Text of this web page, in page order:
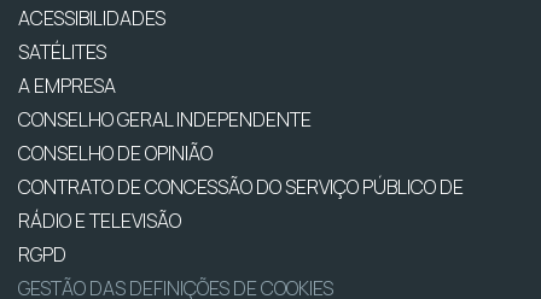
ACESSIBILIDADES
SATÉLITES
A EMPRESA
CONSELHO GERAL INDEPENDENTE
CONSELHO DE OPINIÃO
CONTRATO DE CONCESSÃO DO SERVIÇO PÚBLICO DE
RÁDIO E TELEVISÃO
RGPD
GESTÃO DAS DEFINIÇÕES DE COOKIES